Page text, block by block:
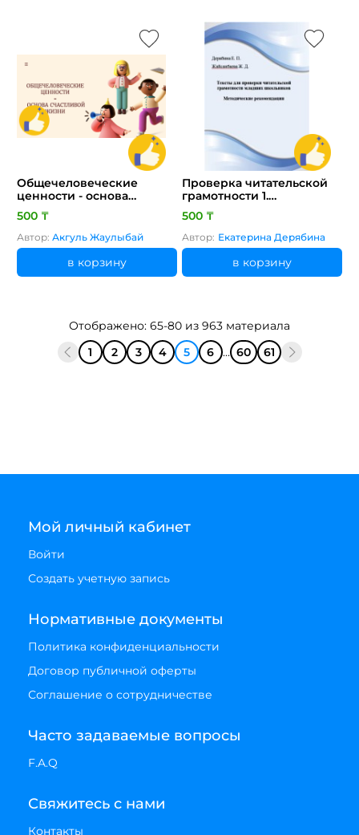
Общечеловеческие
ценности - основа
счастливой жизни
500 ₸
Автор: Акгуль Жаулыбай
в корзину
Проверка читательской
грамотности 1.
методические
рекомендации
500 ₸
Автор: Екатерина Дерябина
в корзину
Отображено: 65-80 из 963 материала
1
2 3 4 5 6 ... 60 61
Мой личный кабинет
Войти
Создать учетную запись
Нормативные документы
Политика конфиденциальности
Договор публичной оферты
Соглашение о сотрудничестве
Часто задаваемые вопросы
F.A.Q
Свяжитесь с нами
Контакты